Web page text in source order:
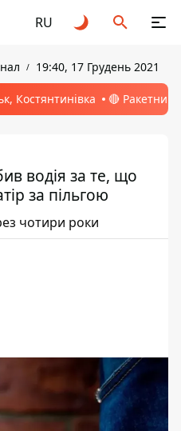
RU
19:40, 17 Грудень 2021
Костянтинівка 🔴 Ракетний
водія за те, що
за пільгою
чотири роки